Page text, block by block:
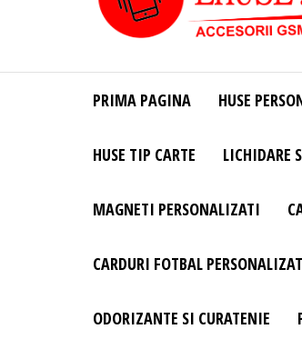
Site Oficial .
Huse
Personalizate
Huse
Personalizate
Telefon –
– Accesorii
PRIMA PAGINA HUSE
HUSE TIP CARTE LICHIDARE
MAGNETI PERSONALIZATI
CARDURI FOTBAL
ODORIZANTE SI CURATENIE